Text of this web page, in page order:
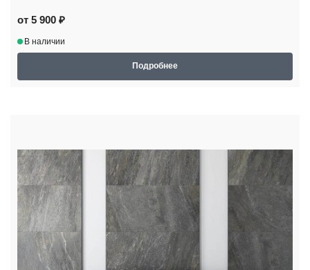
от 5 900 ₽
В наличии
Подробнее